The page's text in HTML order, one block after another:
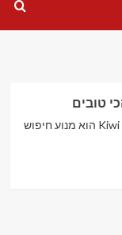
Kiwi - אתר חיפוש הטיסות במחירים הכי טובים Kiwi הוא מנוע חיפוש